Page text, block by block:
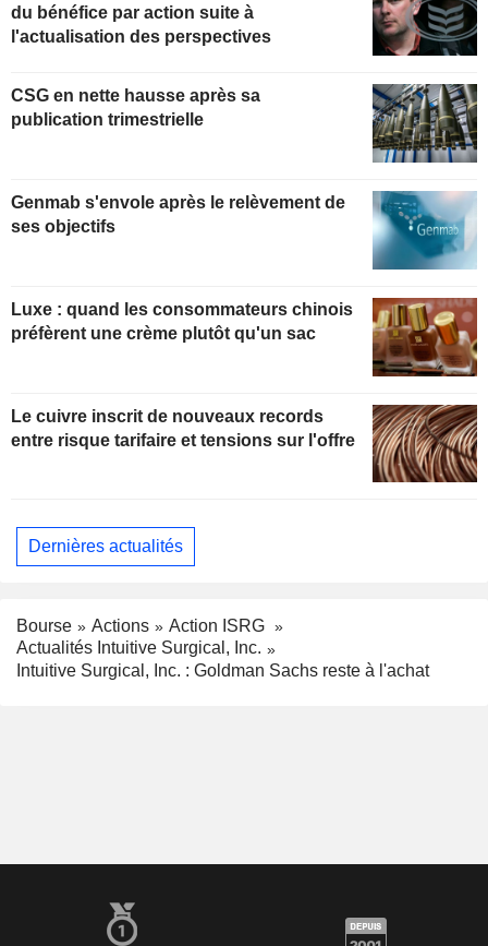
du bénéfice par action suite à
l'actualisation des perspectives
CSG en nette hausse après sa
publication trimestrielle
Genmab s'envole après le relèvement de
ses objectifs
Luxe : quand les consommateurs chinois
préfèrent une crème plutôt qu'un sac
Le cuivre inscrit de nouveaux records
entre risque tarifaire et tensions sur l'offre
Dernières actualités
Bourse Actions
Action ISRG
Actualités Intuitive Surgical, Inc.
Intuitive Surgical, Inc. : Goldman Sachs reste à l'achat